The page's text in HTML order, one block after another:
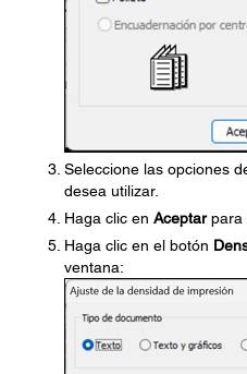
Seleccione las opciones
desea utilizar.
Haga clic en Aceptarpara
Haga clic en el botón
ventana: